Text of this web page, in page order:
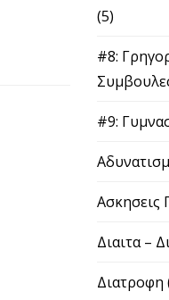
(2)
#9:
Αδυνατισμα
Ασκησεις
Διαιτα –
Διατροφη(9)
Επιλεγμενα
Επιτυχιες